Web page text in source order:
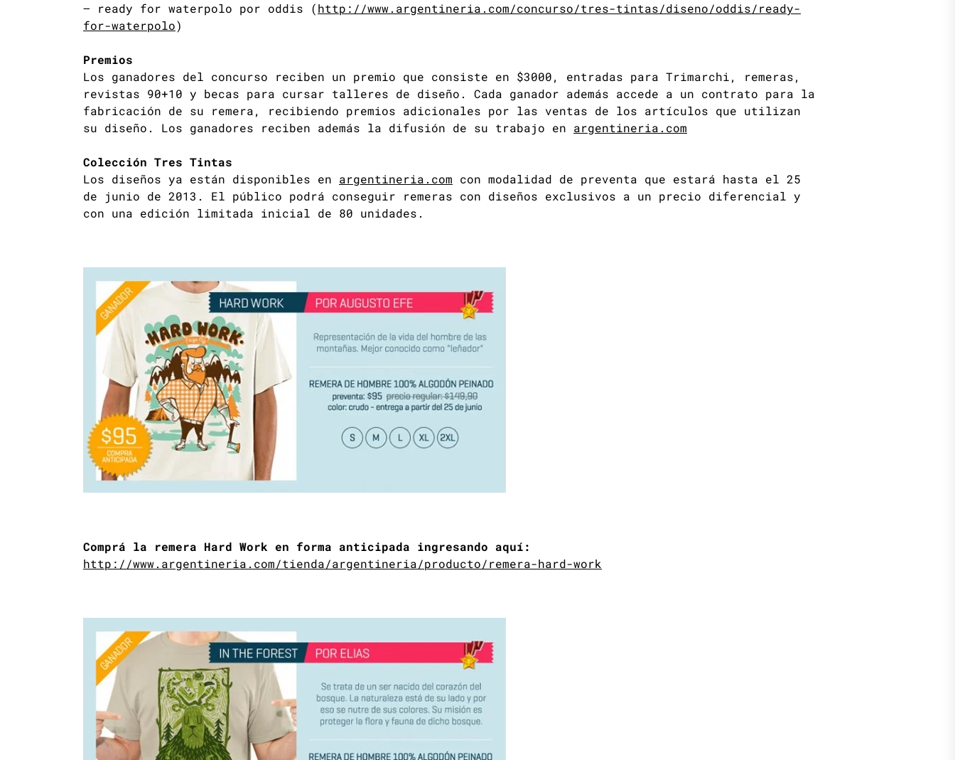
– ready for waterpolo por oddis (http://www.argentineria.com/concurso/tres-tintas/diseno/oddis/ready-
for-waterpolo)
Premios
Los ganadores del concurso reciben un premio que consiste en $3000, entradas para Trimarchi, remeras,
revistas 90+10 y becas para cursar talleres de diseño. Cada ganador además accede a un contrato para la
fabricación de su remera, recibiendo premios adicionales por las ventas de los artículos que utilizan
su diseño. Los ganadores reciben además la difusión de su trabajo en argentineria.com
Colección Tres Tintas
Los diseños ya están disponibles en argentineria.com con modalidad de preventa que estará hasta el 25
de junio de 2013. El público podrá conseguir remeras con diseños exclusivos a un precio diferencial y
con una edición limitada inicial de 80 unidades.
Comprá la remera Hard Work en forma anticipada ingresando aquí:
http://www.argentineria.com/tienda/argentineria/producto/remera-hard-work